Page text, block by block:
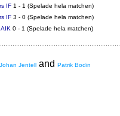
IF 1 - 1 (Spelade hela matchen)
IF 3 - 0 (Spelade hela matchen)
0 - 1 (Spelade hela matchen)
Johan Jentell and Patrik Bodin